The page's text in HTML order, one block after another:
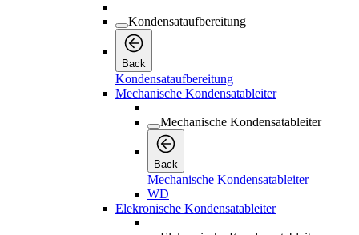
Kondensataufbereitung
Back
Kondensataufbereitung
Mechanische Kondensatableiter
Mechanische Kondensatableiter
Back
Mechanische Kondensatableiter
WD
Elekronische Kondensatableiter